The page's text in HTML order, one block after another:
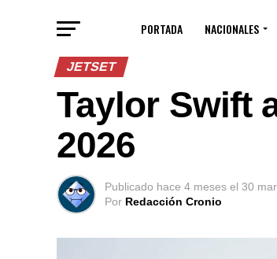
PORTADA NACIONALES
JETSET
Taylor Swift
2026
Publicado hace 4 meses el 30
Por Redacción Cronio